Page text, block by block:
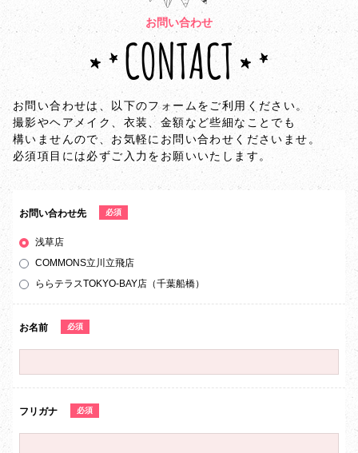
お問い合わせ
CONTACT
お問い合わせは、以下のフォームをご利用ください。
撮影やヘアメイク、衣装、金額など些細なことでも
構いませんので、お気軽にお問い合わせくださいませ。
必須項目には必ずご入力をお願いいたします。
お問い合わせ先 必須
浅草店
COMMONS立川立飛店
ららテラスTOKYO-BAY店（千葉船橋）
お名前 必須
フリガナ 必須